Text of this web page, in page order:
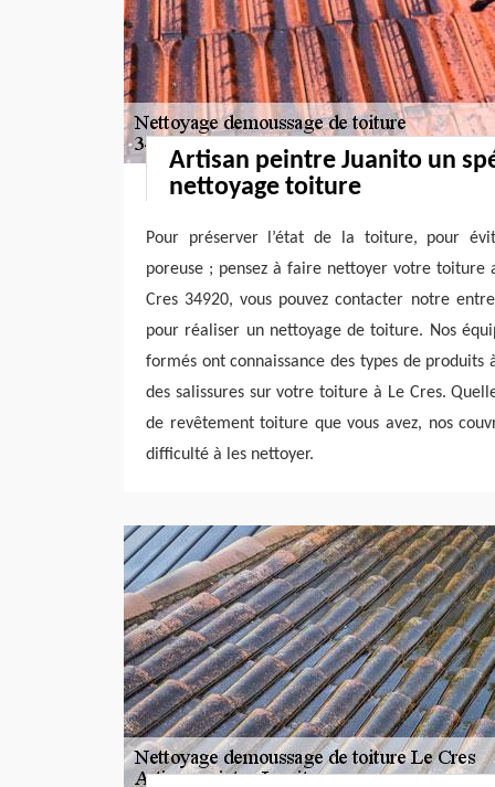
Artisan peintre Juanito un
nettoyage toiture
Pour préserver l’état de la toiture, pour
poreuse ; pensez à faire nettoyer votre toiture
Cres 34920, vous pouvez contacter notre
pour réaliser un nettoyage de toiture. Nos
formés ont connaissance des types de
des salissures sur votre toiture à Le Cres.
de revêtement toiture que vous avez, nos
difficulté à les nettoyer.